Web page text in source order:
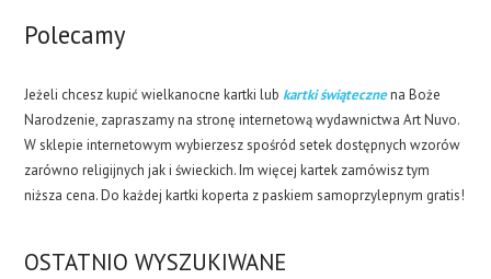
Polecamy
Jeżeli chcesz kupić wielkanocne kartki lubkartki świątecznena Boże
Narodzenie, zapraszamy na stronę internetową wydawnictwa Art Nuvo.
W sklepie internetowym wybierzesz spośród setek dostępnych wzorów
zarówno religijnych jak i świeckich. Im więcej kartek zamówisz tym
niższa cena. Do każdej kartki koperta z paskiem samoprzylepnym gratis!
OSTATNIO WYSZUKIWANE